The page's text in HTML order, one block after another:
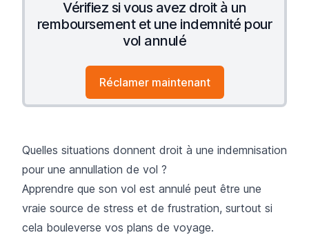
Vérifiez si vous avez droit à un
remboursement et une indemnité pour
vol annulé
Réclamer maintenant
Quelles situations donnent droit à une indemnisation
pour une annullation de vol ?
Apprendre que son vol est annulé peut être une
vraie source de stress et de frustration, surtout si
cela bouleverse vos plans de voyage.